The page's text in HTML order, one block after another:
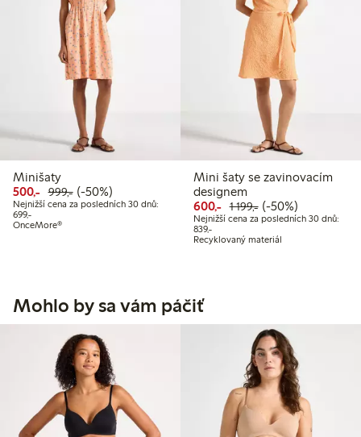
Minišaty
500,- Snížená cena: 500,00 Kč
999,-Běžná cena: 999,00 Kč
50% sleva
(-50%)
Nejnižší cena za posledních 30 dnů:
699,-Nejnižší cena za posledních 30 dnů: 699,00 Kč
OnceMore®
Mini šaty se zavinovacím
designem
600,- Snížená cena: 600,00
1 199,-Běžná cena: 1
50% sleva
(-50%)
Nejnižší cena za posledních 30 dnů:
839,-Nejnižší cena za posledních 30 dnů:
Recyklovaný materiál
Mohlo by sa vám páčiť